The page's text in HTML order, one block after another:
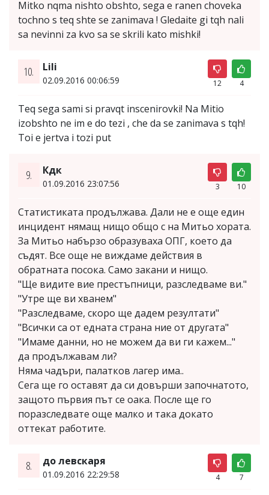
Mitko nqma nishto obshto, sega e ranen choveka
tochno s teq shte se zanimava ! Gledaite gi tqh nali
sa nevinni za kvo sa se skrili kato mishki!
10. Lili
02.09.2016 00:06:59 12 4
Teq sega sami si pravqt inscenirovki! Na Mitio
izobshto ne im e do tezi , che da se zanimava s tqh!
Toi e jertva i tozi put
9. Кдк
01.09.2016 23:07:56 3 10
Статистиката продължава. Дали не е още един
инцидент нямащ нищо общо с на Митьо хората.
За Митьо набързо образуваха ОПГ, което да
съдят. Все още не виждаме действия в
обратната посока. Само закани и нищо.
"Ще видите вие престъпници, разследваме ви."
"Утре ще ви хванем"
"Разследваме, скоро ще дадем резултати"
"Всички са от едната страна ние от другата"
"Имаме данни, но не можем да ви ги кажем..."
да продължавам ли?
Няма чадъри, палатков лагер има..
Сега ще го оставят да си довърши започнатото,
защото първия път се оака. После ще го
поразследвате още малко и така докато
оттекат работите.
8. до левскаря
01.09.2016 22:29:58 4 7